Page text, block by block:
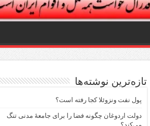
تازه‌ترین نوشته‌ها
پول نفت ونزوئلا کجا رفته است؟
دولت اردوغان چگونه فضا را برای جامعهٔ مدنی تنگ